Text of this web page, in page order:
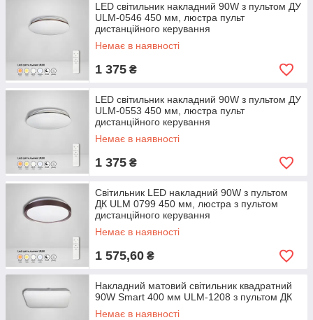
LED світильник накладний 90W з пультом ДУ
ULM-0546 450 мм, люстра пульт
дистанційного керування
Немає в наявності
1 375 ₴
LED світильник накладний 90W з пультом ДУ
ULM-0553 450 мм, люстра пульт
дистанційного керування
Немає в наявності
1 375 ₴
Світильник LED накладний 90W з пультом
ДК ULM 0799 450 мм, люстра з пультом
дистанційного керування
Немає в наявності
1 575,60 ₴
Накладний матовий світильник квадратний
90W Smart 400 мм ULM-1208 з пультом ДК
Немає в наявності